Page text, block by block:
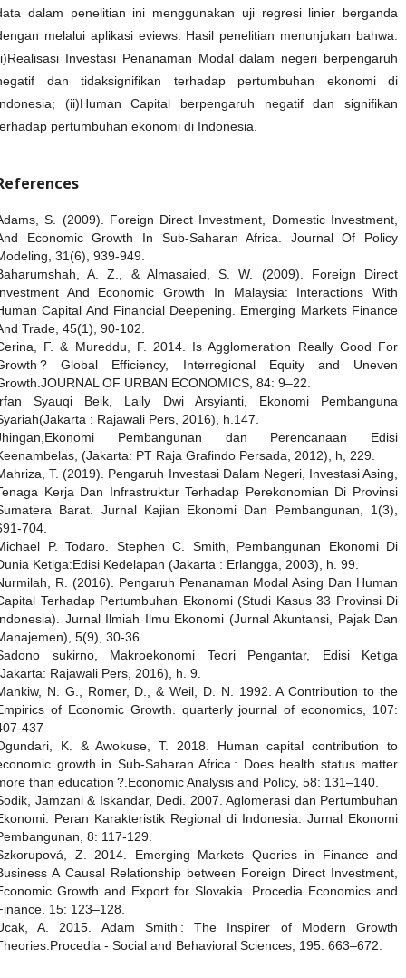
dalam penelitian ini menggunakan uji regresi linier berganda
melalui aplikasi eviews. Hasil penelitian menunjukan bahwa:
Investasi Penanaman Modal dalam negeri berpengaruh
dan tidaksignifikan terhadap pertumbuhan ekonomi di
(ii)Human Capital berpengaruh negatif dan signifikan
pertumbuhan ekonomi di Indonesia.
S. (2009). Foreign Direct Investment, Domestic Investment,
Economic Growth In Sub-Saharan Africa. Journal Of Policy
31(6), 939-949.
A. Z., & Almasaied, S. W. (2009). Foreign Direct
And Economic Growth In Malaysia: Interactions With
Capital And Financial Deepening. Emerging Markets Finance
Trade, 45(1), 90-102.
F. & Mureddu, F. 2014. Is Agglomeration Really Good For
? Global Efficiency, Interregional Equity and Uneven
OF URBAN ECONOMICS, 84: 9–22.
Syauqi Beik, Laily Dwi Arsyianti, Ekonomi Pembanguna
: Rajawali Pers, 2016), h.147.
Pembangunan dan Perencanaan Edisi
(Jakarta: PT Raja Grafindo Persada, 2012), h, 229.
T. (2019). Pengaruh Investasi Dalam Negeri, Investasi Asing,
Kerja Dan Infrastruktur Terhadap Perekonomian Di Provinsi
Barat. Jurnal Kajian Ekonomi Dan Pembangunan, 1(3),
704.
P. Todaro. Stephen C. Smith, Pembangunan Ekonomi Di
Ketiga:Edisi Kedelapan (Jakarta : Erlangga, 2003), h. 99.
R. (2016). Pengaruh Penanaman Modal Asing Dan Human
Terhadap Pertumbuhan Ekonomi (Studi Kasus 33 Provinsi Di
Jurnal Ilmiah Ilmu Ekonomi (Jurnal Akuntansi, Pajak Dan
5(9), 30-36.
sukirno, Makroekonomi Teori Pengantar, Edisi Ketiga
Rajawali Pers, 2016), h. 9.
N. G., Romer, D., & Weil, D. N. 1992. A Contribution to the
of Economic Growth. quarterly journal of economics, 107:
437
K. & Awokuse, T. 2018. Human capital contribution to
growth in Sub-Saharan Africa : Does health status matter
than education ?.Economic Analysis and Policy, 58: 131–140.
Jamzani & Iskandar, Dedi. 2007. Aglomerasi dan Pertumbuhan
Peran Karakteristik Regional di Indonesia. Jurnal Ekonomi
8: 117-129.
Z. 2014. Emerging Markets Queries in Finance and
A Causal Relationship between Foreign Direct Investment,
Growth and Export for Slovakia. Procedia Economics and
15: 123–128.
A. 2015. Adam Smith : The Inspirer of Modern Growth
- Social and Behavioral Sciences, 195: 663–672.